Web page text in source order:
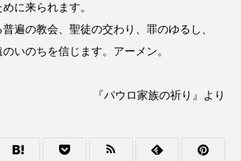
に来られます。
遍の教会、聖徒の交わり、罪のゆるし、
いのちを信じます。アーメン。
『パウロ家族の祈り』より